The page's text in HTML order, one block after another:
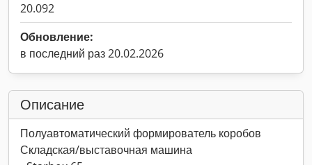
20.092
Обновление:
в последний раз 20.02.2026
Описание
Полуавтоматический формирователь коробов
Складская/выставочная машина